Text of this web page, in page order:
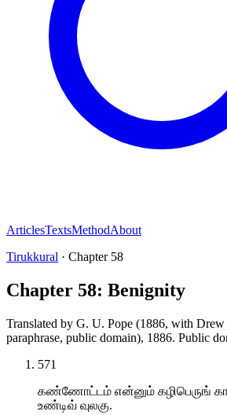
ArticlesTextsMethodAbout
Tirukkural · Chapter 58
Chapter 58: Benignity
Translated by G. U. Pope (1886, with Drew
paraphrase, public domain), 1886. Public
571
கண்ணோட்டம் என்னும் கழிபெருங்
உண்டிவ் வுலகு.